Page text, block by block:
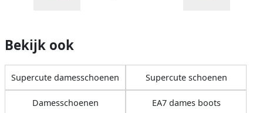
Bekijk ook
Supercute damesschoenen Supercute schoenen
Damesschoenen EA7 dames boots